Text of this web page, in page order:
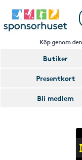
Köp genom
Butiker
Presentkort
Bli medlem